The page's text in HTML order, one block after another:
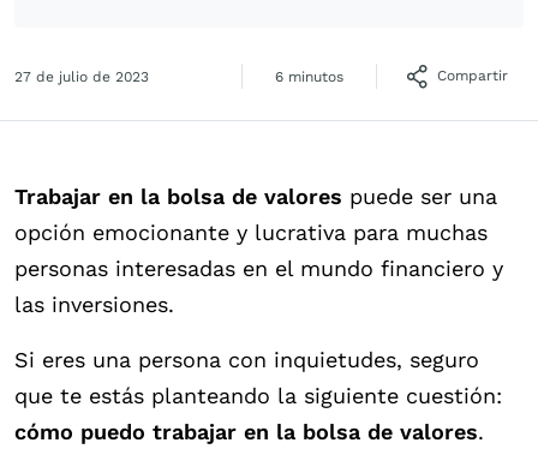
27 de julio de 2023 6 minutos Compartir
Trabajar en la bolsa de valores puede ser una
opción emocionante y lucrativa para muchas
personas interesadas en el mundo financiero y
las inversiones.
Si eres una persona con inquietudes, seguro
que te estás planteando la siguiente cuestión:
cómo puedo trabajar en la bolsa de valores.